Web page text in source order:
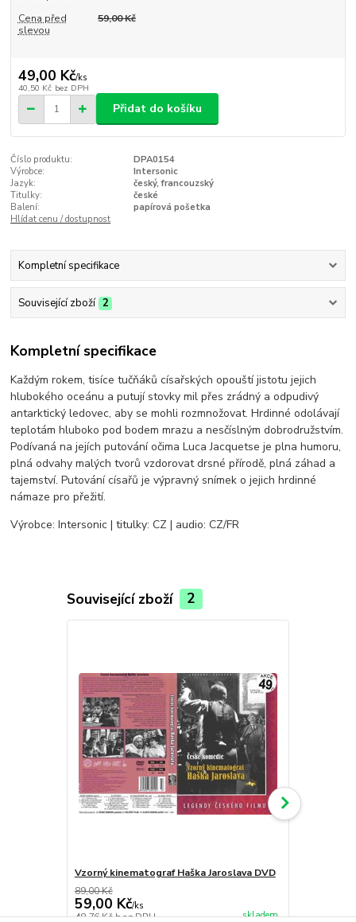
Cena před
slevou
59,00 Kč
49,00 Kč/ks
40,50 Kč bez DPH
Přidat do košíku
Číslo produktu:
DPA0154
Výrobce:
Intersonic
Jazyk:
český, francouzský
Titulky:
české
Balení:
papírová pošetka
Hlídat cenu / dostupnost
Kompletní specifikace
Související zboží 2
Kompletní specifikace
Každým rokem, tisíce tučňáků císařských opouští jistotu jejich
hlubokého oceánu a putují stovky mil přes zrádný a odpudivý
antarktický ledovec, aby se mohli rozmnožovat. Hrdinné odolávají
teplotám hluboko pod bodem mrazu a nesčíslným dobrodružstvím.
Podívaná na jejích putování očima Luca Jacquetse je plna humoru,
plná odvahy malých tvorů vzdorovat drsné přírodě, plná záhad a
tajemství. Putování císařů je výpravný snímek o jejich hrdinné
námaze pro přežití.
Výrobce: Intersonic | titulky: CZ | audio: CZ/FR
Související zboží 2
Vzorný kinematograf Haška Jaroslava DVD
89,00 Kč
59,00 Kč/ks
48,76 Kčbez DPH skladem 40,50 Kčbez